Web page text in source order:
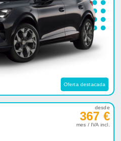
Oferta destacada
desde
367 €
mes / IVA incl.